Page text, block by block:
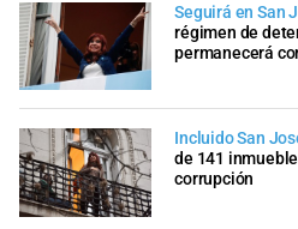
Seguirá en San
régimen de
permanecerá
Incluido San
de 141
corrupción